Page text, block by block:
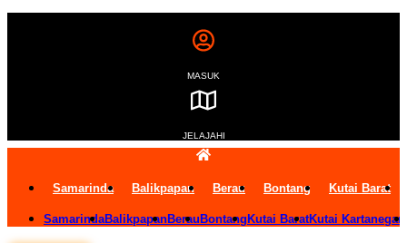
MASUK
JELAJAHI
Samarinda Balikpapan Berau Bontang Kutai Barat
SamarindaBalikpapanBerau Bontang Kutai BaratKutai